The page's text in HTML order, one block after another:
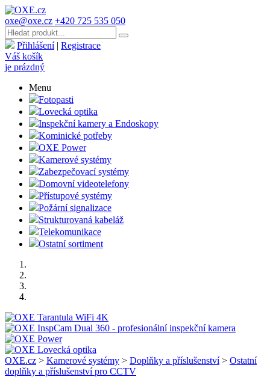
oxe@oxe.cz +420 725 535 050
Přihlášení| Registrace
Váš košík
je prázdný
Menu
Fotopasti
Lovecká optika
Inspekční kamery a Endoskopy
Kominické potřeby
OXE Power
Kamerové systémy
Zabezpečovací systémy
Domovní videotelefony
Přístupové systémy
Požární signalizace
Strukturovaná kabeláž
Telekomunikace
Ostatní sortiment
OXE.cz > Kamerové systémy > Doplňky a příslušenství> Ostatní
doplňky a příslušenství pro CCTV